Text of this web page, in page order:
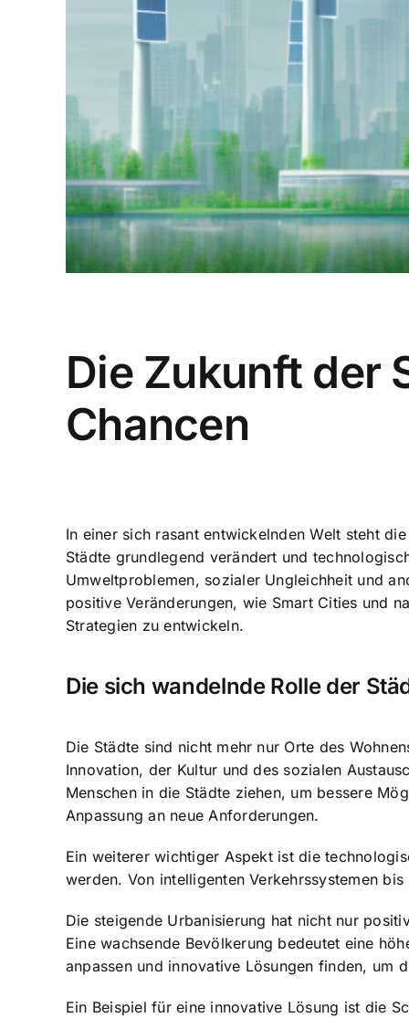
Die Zukunft der
Chancen
In einer sich rasant entwickelnden Welt steht
Städte grundlegend verändert und
Umweltproblemen, sozialer Ungleichheit und
positive Veränderungen, wie Smart Cities und
Strategien zu entwickeln.
Die sich wandelnde Rolle der
Die Städte sind nicht mehr nur Orte des
Innovation, der Kultur und des sozialen
Menschen in die Städte ziehen, um bessere
Anpassung an neue Anforderungen.
Ein weiterer wichtiger Aspekt ist die
werden. Von intelligenten Verkehrssystemen
Die steigende Urbanisierung hat nicht nur
Eine wachsende Bevölkerung bedeutet eine
anpassen und innovative Lösungen finden, um
Ein Beispiel für eine innovative Lösung ist die